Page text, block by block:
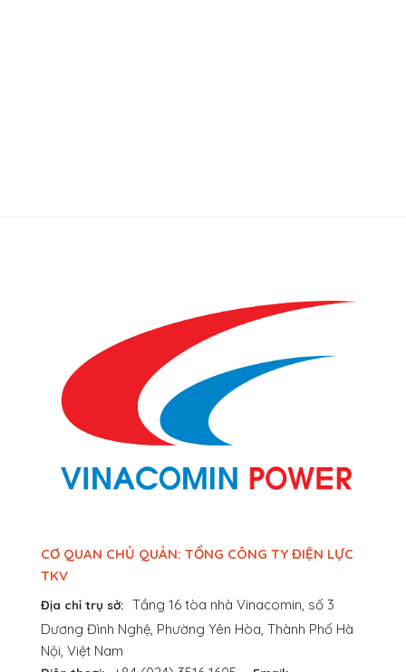
CƠ QUAN CHỦ QUẢN: TỔNG CÔNG TY ĐIỆN LỰC
TKV
Địa chỉ trụ sở: Tầng 16 tòa nhà Vinacomin, số 3
Dương Đình Nghệ, Phường Yên Hòa, Thành Phố Hà
Nội, Việt Nam